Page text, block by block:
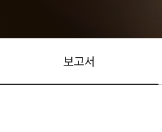
보고서